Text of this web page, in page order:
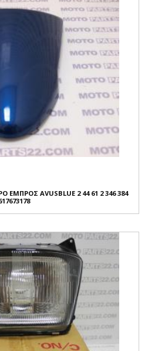
ΕΜΠΡΟΣ AVUSBLUE 2 44 61 2 346 384